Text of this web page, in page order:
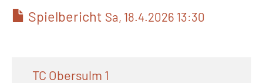
Spielbericht Sa, 18.4.2026 13:30
TC Obersulm 1